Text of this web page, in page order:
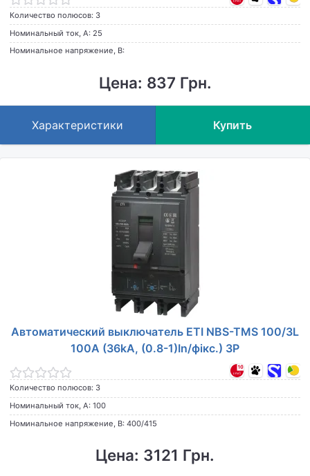
Количество полюсов: 3
Номинальный ток, А: 25
Номинальное напряжение, В:
Цена: 837 Грн.
Характеристики Купить
Автоматический выключатель ETI NBS-TMS 100/3L
100A (36kA, (0.8-1)In/фікс.) 3P
Количество полюсов: 3
Номинальный ток, А: 100
Номинальное напряжение, В: 400/415
Цена: 3121 Грн.